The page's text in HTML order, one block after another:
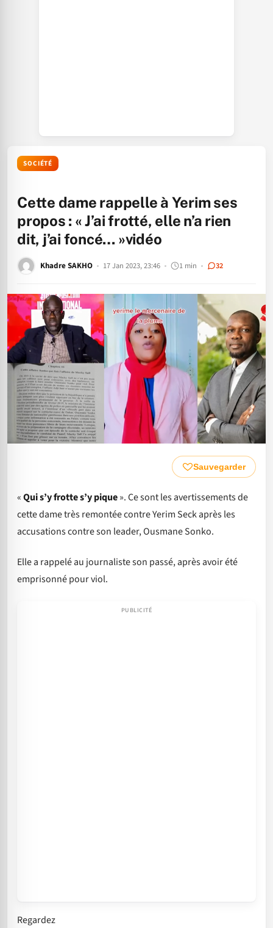
SOCIÉTÉ
Cette dame rappelle à Yerim ses
propos : « J’ai frotté, elle n’a rien
dit, j’ai foncé… »vidéo
Khadre SAKHO 17 Jan 2023, 23:46 1 min 32
Sauvegarder
«Qui s’y frotte s’y pique». Ce sont les avertissements de
cette dame très remontée contre Yerim Seck après les
accusations contre son leader, Ousmane Sonko.
Elle a rappelé au journaliste son passé, après avoir été
emprisonné pour viol.
Regardez